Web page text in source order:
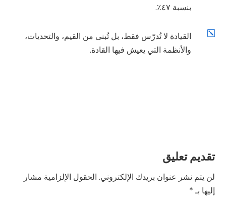
بنسبة ٤٧٪.
k
القيادة لا تُدرّس فقط، بل تُبنى من القيم، والتحديات،
والأنظمة التي يعيش فيها القادة.
تقديم تعليق
لن يتم نشر عنوان بريدك الإلكتروني. الحقول الإلزامية مشار
إليها بـ*